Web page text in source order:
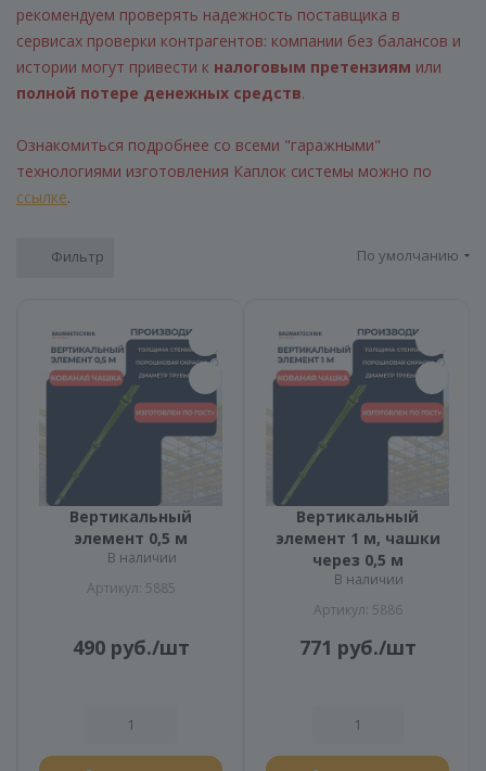
рекомендуем проверять надежность поставщика в
сервисах проверки контрагентов: компании без балансов и
истории могут привести к налоговым претензиям или
полной потере денежных средств.
Ознакомиться подробнее со всеми "гаражными"
технологиями изготовления Каплок системы можно по
ссылке.
Фильтр По умолчанию
Вертикальный
элемент 0,5 м
В наличии
Артикул: 5885
490руб./шт
Вертикальный
элемент 1 м, чашки
через 0,5 м
В наличии
Артикул: 5886
771 руб./шт